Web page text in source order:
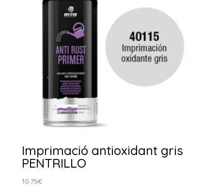
Imprimació antioxidant gris
PENTRILLO
10.75€